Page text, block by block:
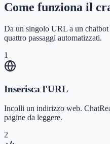
Come funziona il
Da un singolo URL a un
quattro passaggi automatizzati.
1
Inserisca l'URL
Incolli un indirizzo web.
pagine da leggere.
2